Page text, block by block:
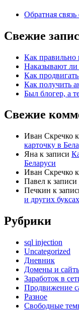
Обратная
Свежие
Как правильно
Наказывают ли
Как
Как получить
Был блогер, а
Свежие
Иван Скречко
карточку в
Яна к записи
Беларуси
Иван Скречко
Павел к записи
Печкин к
и других буксах
Рубрики
sql injection
Uncategorized
Дневник
Домены и
Заработок в
Продвижение
Разное
Свободные